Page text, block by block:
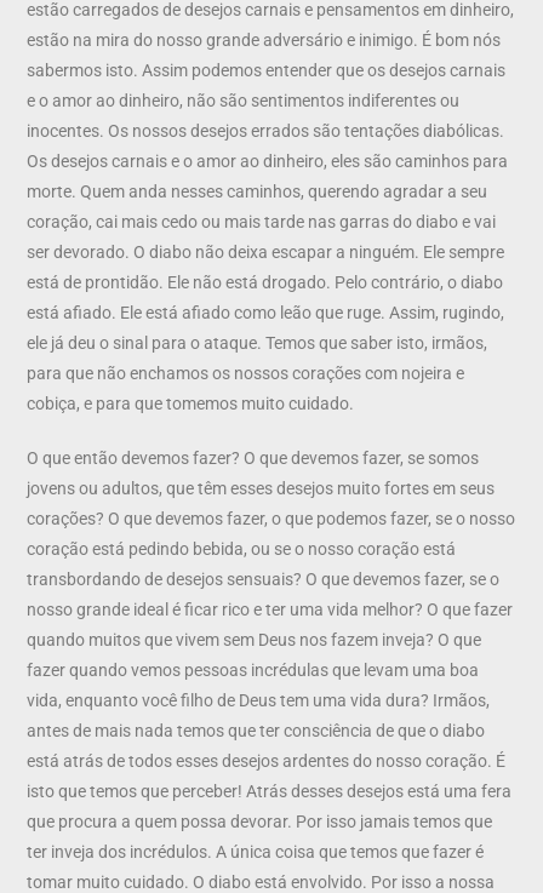
estão carregados de desejos carnais e pensamentos em dinheiro,
estão na mira do nosso grande adversário e inimigo. É bom nós
sabermos isto. Assim podemos entender que os desejos carnais
e o amor ao dinheiro, não são sentimentos indiferentes ou
inocentes. Os nossos desejos errados são tentações diabólicas.
Os desejos carnais e o amor ao dinheiro, eles são caminhos para
morte. Quem anda nesses caminhos, querendo agradar a seu
coração, cai mais cedo ou mais tarde nas garras do diabo e vai
ser devorado. O diabo não deixa escapar a ninguém. Ele sempre
está de prontidão. Ele não está drogado. Pelo contrário, o diabo
está afiado. Ele está afiado como leão que ruge. Assim, rugindo,
ele já deu o sinal para o ataque. Temos que saber isto, irmãos,
para que não enchamos os nossos corações com nojeira e
cobiça, e para que tomemos muito cuidado.
O que então devemos fazer? O que devemos fazer, se somos
jovens ou adultos, que têm esses desejos muito fortes em seus
corações? O que devemos fazer, o que podemos fazer, se o nosso
coração está pedindo bebida, ou se o nosso coração está
transbordando de desejos sensuais? O que devemos fazer, se o
nosso grande ideal é ficar rico e ter uma vida melhor? O que fazer
quando muitos que vivem sem Deus nos fazem inveja? O que
fazer quando vemos pessoas incrédulas que levam uma boa
vida, enquanto você filho de Deus tem uma vida dura? Irmãos,
antes de mais nada temos que ter consciência de que o diabo
está atrás de todos esses desejos ardentes do nosso coração. É
isto que temos que perceber! Atrás desses desejos está uma fera
que procura a quem possa devorar. Por isso jamais temos que
ter inveja dos incrédulos. A única coisa que temos que fazer é
tomar muito cuidado. O diabo está envolvido. Por isso a nossa